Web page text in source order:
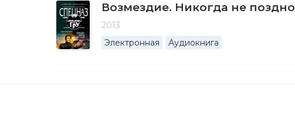
Возмездие. Никогда не поздно
2013
Электронная
Аудиокнига